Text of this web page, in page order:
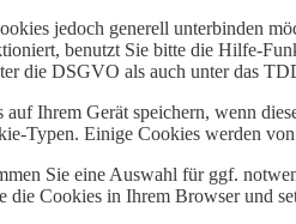
jedoch generell unterbinden
benutzt Sie bitte die Hilfe-
die DSGVO als auch unter das
Ihrem Gerät speichern, wenn
Typen. Einige Cookies werden
Sie eine Auswahl für ggf.
die Cookies in Ihrem Browser und